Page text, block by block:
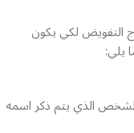
التفويض لكي يكون
يلي:
الذي يتم ذكر اسمه